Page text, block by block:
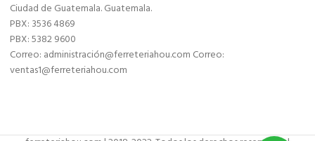
Ciudad de Guatemala. Guatemala.
PBX: 3536 4869
PBX: 5382 9600
Correo: administración@ferreteriahou.com Correo:
ventas1@ferreteriahou.com